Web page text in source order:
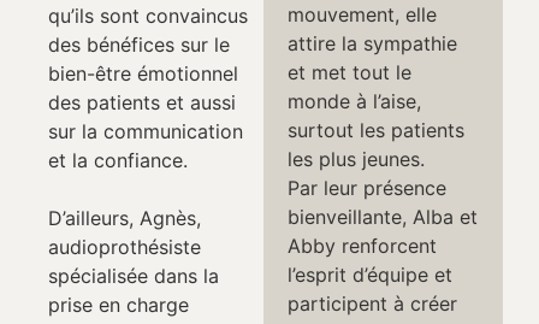
qu’ils sont convaincus
des bénéfices sur le
bien-être émotionnel
des patients et aussi
sur la communication
et la confiance.
D’ailleurs, Agnès,
audioprothésiste
spécialisée dans la
prise en charge
mouvement, elle
attire la sympathie
et met tout le
monde à l’aise,
surtout les patients
les plus jeunes.
Par leur présence
bienveillante, Alba et
Abby renforcent
l’esprit d’équipe et
participent à créer